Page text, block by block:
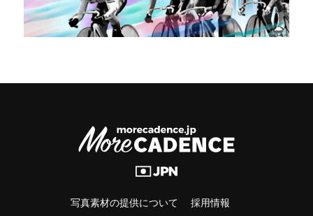
写真素材の提供について 採用情報